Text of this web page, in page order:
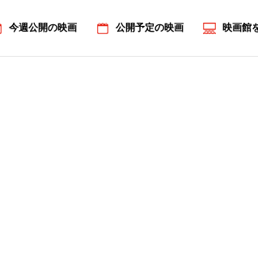
今週公開の映画 公開予定の映画 映画館